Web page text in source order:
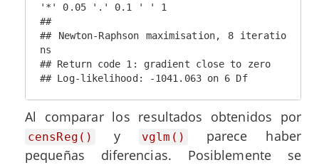
'*' 0.05 '.' 0.1 ' ' 1
##
## Newton-Raphson maximisation, 8 iteratio
ns
## Return code 1: gradient close to zero
## Log-likelihood: -1041.063 on 6 Df
Al comparar los resultados obtenidos por
censReg() y vglm()
parece haber
pequeñas diferencias. Posiblemente se